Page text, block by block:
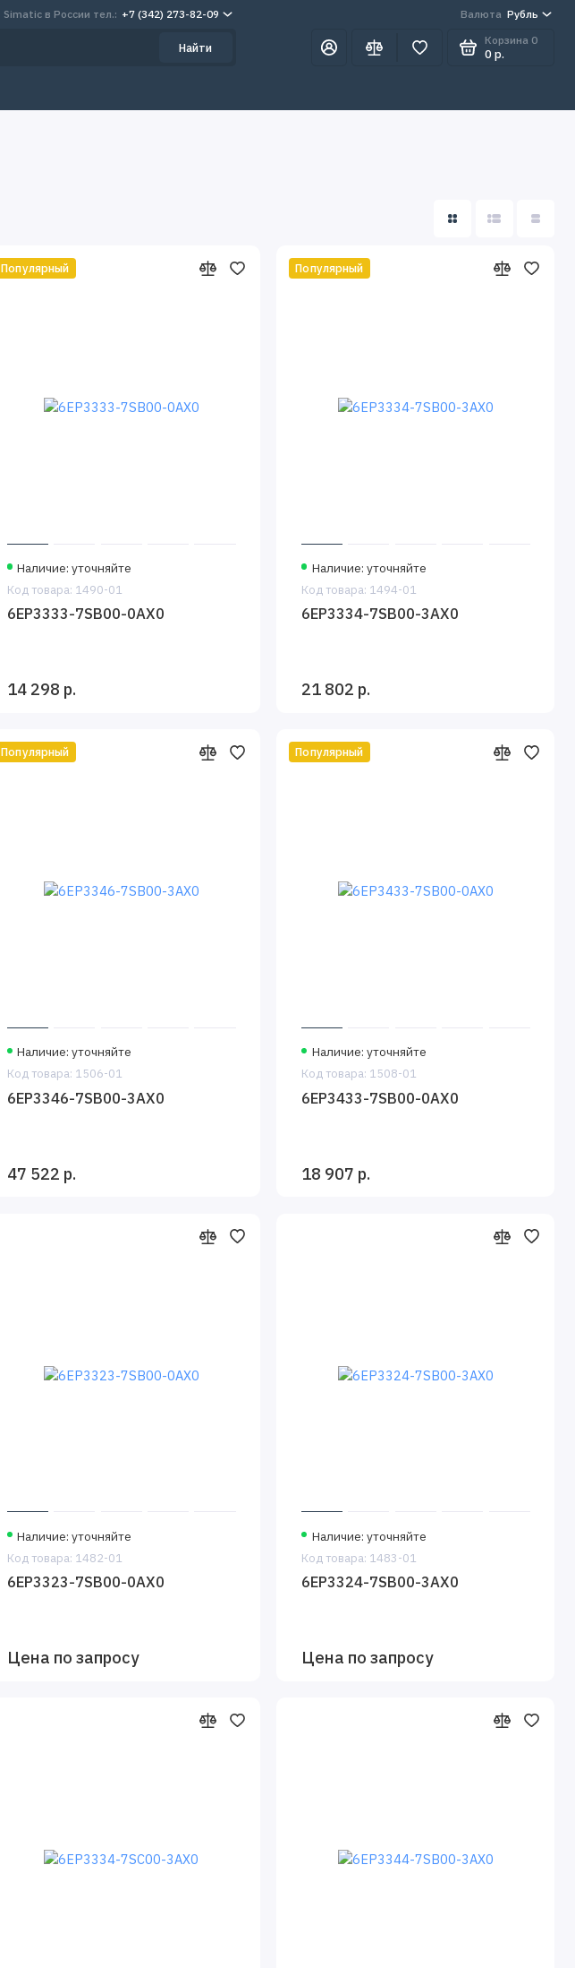
Simatic в России тел.: +7 (342) 273-82-09 Валюта Рубль
Найти
Корзина 0
0 р.
Популярный
Наличие: уточняйте
Код товара: 1490-01
6EP3333-7SB00-0AX0
14 298 р.
Популярный
Наличие: уточняйте
Код товара: 1494-01
6EP3334-7SB00-3AX0
21 802 р.
Популярный
Наличие: уточняйте
Код товара: 1506-01
6EP3346-7SB00-3AX0
47 522 р.
Популярный
Наличие: уточняйте
Код товара: 1508-01
6EP3433-7SB00-0AX0
18 907 р.
Наличие: уточняйте
Код товара: 1482-01
6EP3323-7SB00-0AX0
Цена по запросу
Наличие: уточняйте
Код товара: 1483-01
6EP3324-7SB00-3AX0
Цена по запросу